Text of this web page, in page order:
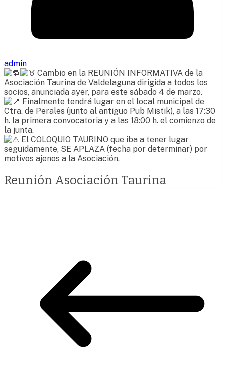
admin
Cambio en la REUNIÓN INFORMATIVA de la
Asociación Taurina de Valdelaguna dirigida a todos los
socios, anunciada ayer, para este sábado 4 de marzo.
Finalmente tendrá lugar en el local municipal de
Ctra. de Perales (junto al antiguo Pub Mistik), a las 17:30
h. la primera convocatoria y a las 18:00 h. el comienzo de
la junta.
El COLOQUIO TAURINO que iba a tener lugar
seguidamente, SE APLAZA (fecha por determinar) por
motivos ajenos a la Asociación.
Reunión Asociación Taurina